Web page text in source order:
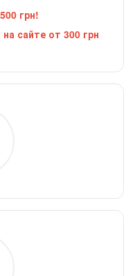
грн!
сайте от 300 грн